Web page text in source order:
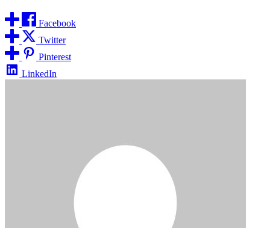
Facebook
Twitter
Pinterest
LinkedIn